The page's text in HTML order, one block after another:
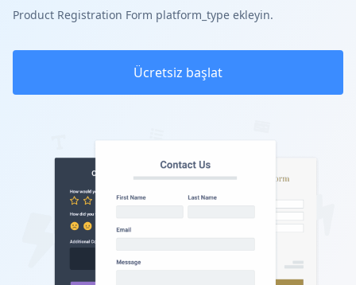
Product Registration Form platform_type ekleyin.
Ücretsiz başlat